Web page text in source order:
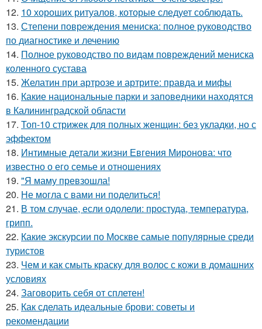
12. 10 хороших ритуалов, которые следует соблюдать.
13. Степени повреждения мениска: полное руководство
по диагностике и лечению
14. Полное руководство по видам повреждений мениска
коленного сустава
15. Желатин при артрозе и артрите: правда и мифы
16. Какие национальные парки и заповедники находятся
в Калининградской области
17. Топ-10 стрижек для полных женщин: без укладки, но с
эффектом
18. Интимные детали жизни Евгения Миронова: что
известно о его семье и отношениях
19. "Я маму превзошла!
20. Не могла с вами ни поделиться!
21. В том случае, если одолели: простуда, температура,
грипп.
22. Какие экскурсии по Москве самые популярные среди
туристов
23. Чем и как смыть краску для волос с кожи в домашних
условиях
24. Заговорить себя от сплетен!
25. Как сделать идеальные брови: советы и
рекомендации